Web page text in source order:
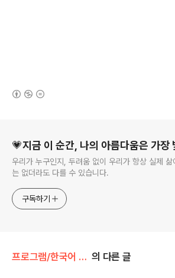
💗지금 이 순간, 나의 아름다움은
우리가 누구인지, 두려움 없이 우리가 항상 실제 삶
는 없더라도 다를 수 있습니다.
구독하기
프로그램/한국어 패치 의 다른 글